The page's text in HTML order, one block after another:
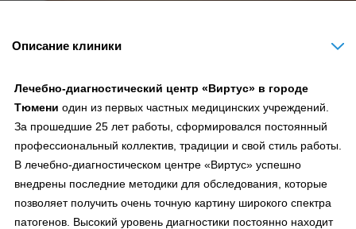
Описание клиники
Лечебно-диагностический центр «Виртус» в городе
Тюмени один из первых частных медицинских учреждений.
За прошедшие 25 лет работы, сформировался постоянный
профессиональный коллектив, традиции и свой стиль работы.
В лечебно-диагностическом центре «Виртус» успешно
внедрены последние методики для обследования, которые
позволяет получить очень точную картину широкого спектра
патогенов. Высокий уровень диагностики постоянно находит